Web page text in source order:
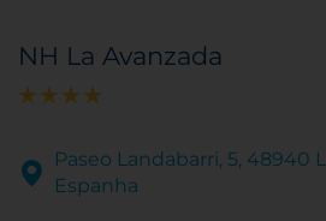
NH La Avanzada
Paseo Landabarri, 5, 48940
Espanha